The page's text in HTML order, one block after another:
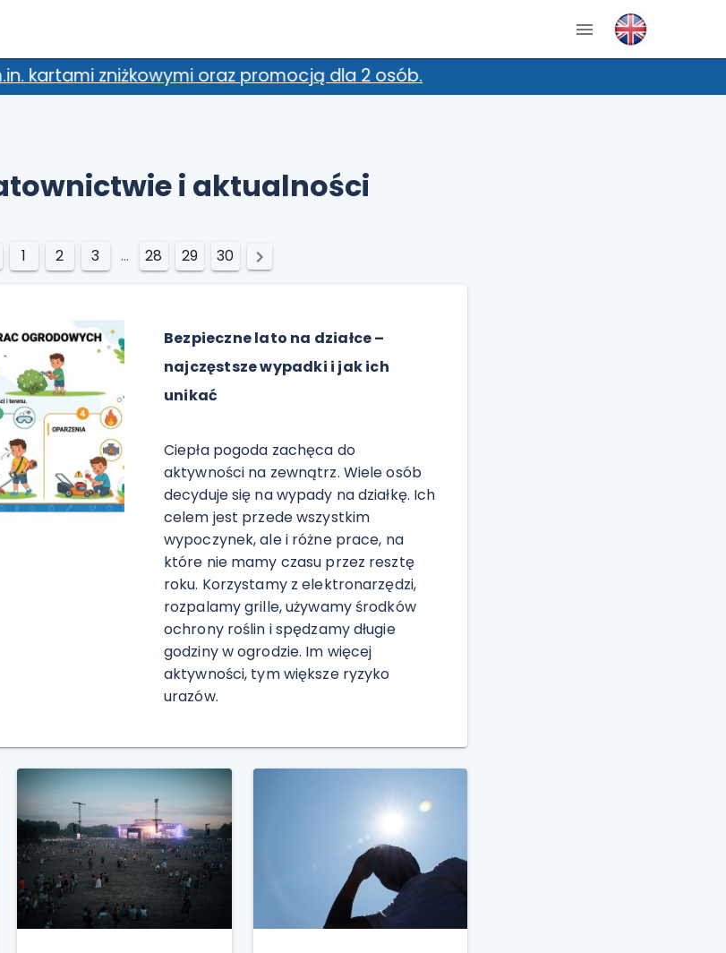
oraz promocją dla 2 osób.
i aktualności
1 2 3 ... 28 29 30
Bezpieczne lato na działce –
najczęstsze wypadki i jak ich
unikać
Ciepła pogoda zachęca do
aktywności na zewnątrz. Wiele osób
decyduje się na wypady na działkę. Ich
celem jest przede wszystkim
wypoczynek, ale i różne prace, na
które nie mamy czasu przez resztę
roku. Korzystamy z elektronarzędzi,
rozpalamy grille, używamy środków
ochrony roślin i spędzamy długie
godziny w ogrodzie. Im więcej
aktywności, tym większe ryzyko
urazów.